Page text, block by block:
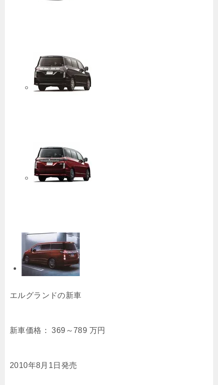
エルグランドの新車
新車価格： 369～789 万円
2010年8月1日発売